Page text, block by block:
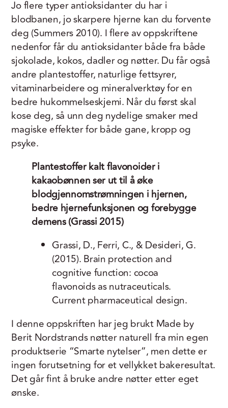
Jo flere typer antioksidanter du har i
blodbanen, jo skarpere hjerne kan du forvente
deg (Summers 2010). I flere av oppskriftene
nedenfor får du antioksidanter både fra både
sjokolade, kokos, dadler og nøtter. Du får også
andre plantestoffer, naturlige fettsyrer,
vitaminarbeidere og mineralverktøy for en
bedre hukommelseskjemi. Når du først skal
kose deg, så unn deg nydelige smaker med
magiske effekter for både gane, kropp og
psyke.
Plantestoffer kalt flavonoider i
kakaobønnen ser ut til å øke
blodgjennomstrømningen i hjernen,
bedre hjernefunksjonen og forebygge
demens (Grassi 2015)
Grassi, D., Ferri, C., & Desideri, G.
(2015). Brain protection and
cognitive function: cocoa
flavonoids as nutraceuticals.
Current pharmaceutical design.
I denne oppskriften har jeg brukt Made by
Berit Nordstrands nøtter naturell fra min egen
produktserie “Smarte nytelser”, men dette er
ingen forutsetning for et vellykket bakeresultat.
Det går fint å bruke andre nøtter etter eget
ønske.